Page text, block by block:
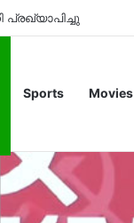
Sports Movies